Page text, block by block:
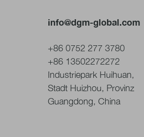
info@dgm-global.com
+86 0752 277 3780
+86 13502272272
Industriepark Huihuan,
Stadt Huizhou, Provinz
Guangdong, China